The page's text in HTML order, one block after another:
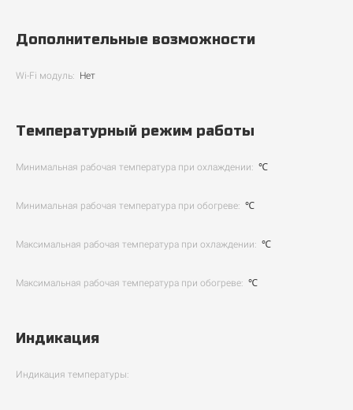
Дополнительные возможности
Wi-Fi модуль: Нет
Температурный режим работы
Минимальная рабочая температура при охлаждении: ℃
Минимальная рабочая температура при обогреве: ℃
Максимальная рабочая температура при охлаждении: ℃
Максимальная рабочая температура при обогреве: ℃
Индикация
Индикация температуры: